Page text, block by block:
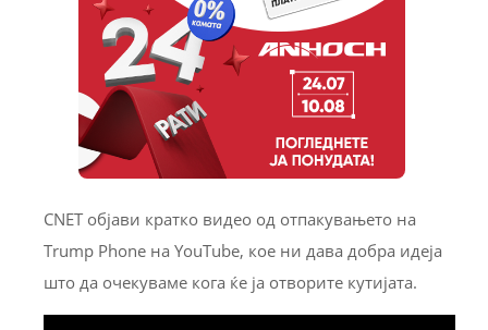
CNET објави кратко видео од отпакувањето на
Trump Phone на YouTube, кое ни дава добра идеја
што да очекуваме кога ќе ја отворите кутијата.